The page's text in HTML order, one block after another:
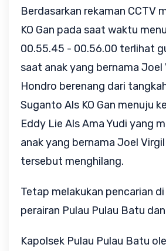
Berdasarkan rekaman CCTV
KO Gan pada saat waktu
00.55.45 - 00.56.00 terlihat
saat anak yang bernama Joel
Hondro berenang dari
Suganto Als KO Gan menuju
Eddy Lie Als Ama Yudi yang
anak yang bernama Joel
tersebut menghilang.
Tetap melakukan pencarian
perairan Pulau Pulau Batu
Kapolsek Pulau Pulau Batu